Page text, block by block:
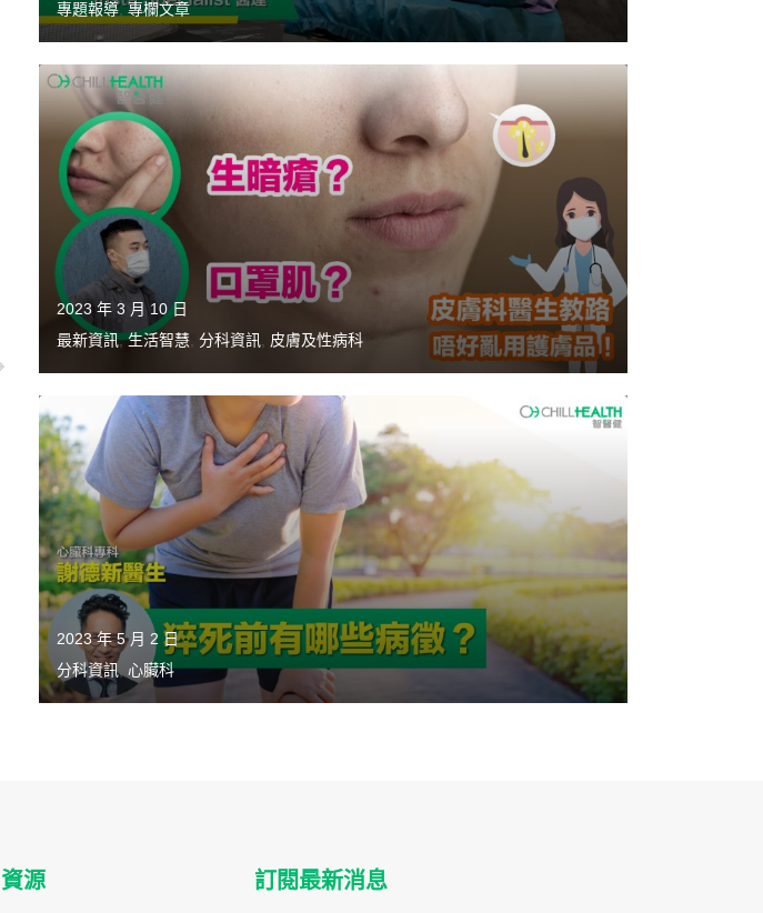
專題報導,專欄文章
2023 年 3 月 10 日
最新資訊,生活智慧 分科資訊 皮膚及性病科
2023 年 5 月 2 日
分科資訊, 心臟科
資源 訂閱最新消息